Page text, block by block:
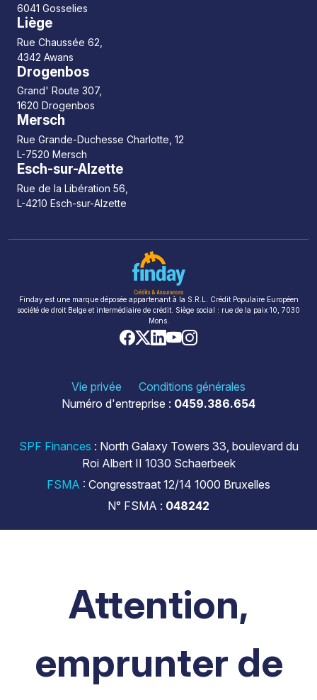
6041 Gosselies
Liège
Rue Chaussée 62,
4342 Awans
Drogenbos
Grand' Route 307,
1620 Drogenbos
Mersch
Rue Grande-Duchesse Charlotte, 12
L-7520 Mersch
Esch-sur-Alzette
Rue de la Libération 56,
L-4210 Esch-sur-Alzette
Finday est une marque déposée appartenant à la S.R.L. Crédit Populaire Européen
société de droit Belge et intermédiaire de crédit. Siège social : rue de la paix 10, 7030
Mons.
Vie privée
Conditions générales
Numéro d'entreprise : 0459.386.654
SPF Finances : North Galaxy Towers 33, boulevard du
Roi Albert II 1030 Schaerbeek
FSMA : Congresstraat 12/14 1000 Bruxelles
N° FSMA : 048242
Attention,
emprunter de